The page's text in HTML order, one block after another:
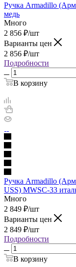
Ручка Armadillo
медь
Много
2 856 ₽/шт
Варианты цен
2 856 ₽/шт
Подробности
В корзину
Ручка Armadillo
USS) MWSC-33
Много
2 849 ₽/шт
Варианты цен
2 849 ₽/шт
Подробности
В корзину